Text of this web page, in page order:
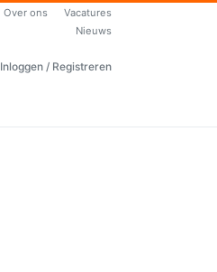
Over ons
Vacatures
Nieuws
Inloggen / Registreren